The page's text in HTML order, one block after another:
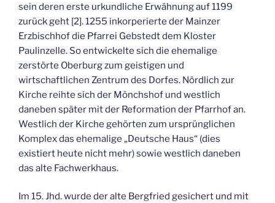
sein deren erste urkundliche Erwähnung auf 1199
zurück geht [2]. 1255 inkorperierte der Mainzer
Erzbischhof die Pfarrei Gebstedt dem Kloster
Paulinzelle. So entwickelte sich die ehemalige
zerstörte Oberburg zum geistigen und
wirtschaftlichen Zentrum des Dorfes. Nördlich zur
Kirche reihte sich der Mönchshof und westlich
daneben später mit der Reformation der Pfarrhof an.
Westlich der Kirche gehörten zum ursprünglichen
Komplex das ehemalige „Deutsche Haus“ (dies
existiert heute nicht mehr) sowie westlich daneben
das alte Fachwerkhaus.
Im 15. Jhd. wurde der alte Bergfried gesichert und mit